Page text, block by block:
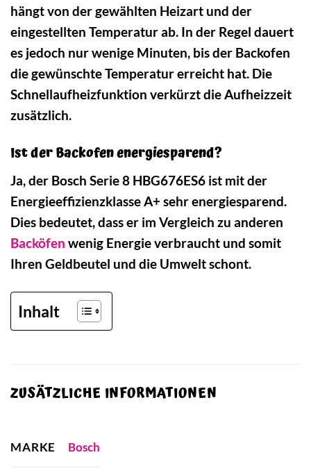
hängt von der gewählten Heizart und der
eingestellten Temperatur ab. In der Regel dauert
es jedoch nur wenige Minuten, bis der Backofen
die gewünschte Temperatur erreicht hat. Die
Schnellaufheizfunktion verkürzt die Aufheizzeit
zusätzlich.
Ist der Backofen energiesparend?
Ja, der Bosch Serie 8 HBG676ES6 ist mit der
Energieeffizienzklasse A+ sehr energiesparend.
Dies bedeutet, dass er im Vergleich zu anderen
Backöfen wenig Energie verbraucht und somit
Ihren Geldbeutel und die Umwelt schont.
Inhalt
ZUSÄTZLICHE INFORMATIONEN
MARKE Bosch